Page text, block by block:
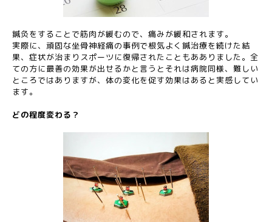
鍼灸をすることで筋肉が緩むので、痛みが緩和されます。
実際に、頑固な坐骨神経痛の事例で根気よく鍼治療を続けた結
果、症状が治まりスポーツに復帰されたこともあありました。全
ての方に最善の効果が出せるかと言うとそれは病院同様、難しい
ところではありますが、体の変化を促す効果はあると実感してい
ます。
どの程度変わる？